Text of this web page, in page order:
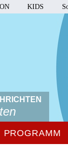
KIDS
PROGRAMM